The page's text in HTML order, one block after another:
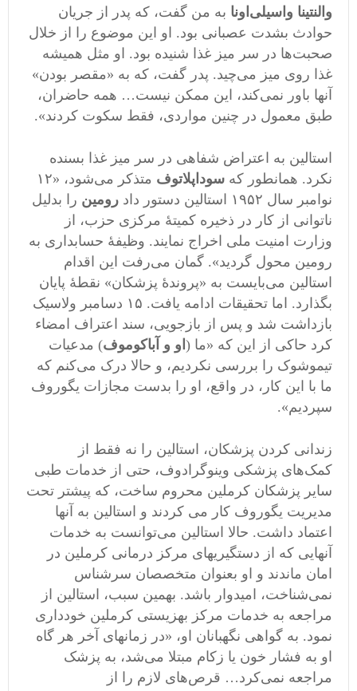
والنتینا واسیلی‌اونا به من گفت، که پدر از جریان
حوادث بشدت عصبانی بود. او این موضوع را از خلال
صحبت‌ها در سر میز غذا شنیده بود. او مثل همیشه
غذا روی میز می‌چید. پدر گفت، که به «مقصر بودن»
آنها باور نمی‌کند، این ممکن نیست… همه حاضران،
طبق معمول در چنین مواردی، فقط سکوت کردند».
استالین به اعتراض شفاهی در سر میز غذا بسنده
نکرد. همانطور که سوداپلاتوف
متذکر می‌شود، «١٢
نوامبر سال ١٩۵٢ استالین دستور داد
رومین را بدلیل
ناتوانی از کار در ذخیره کمیتۀ مرکزی حزب، از
وزارت امنیت ملی اخراج نمایند. وظیفۀ حسابداری به
رومین محول گردید». گمان می‌رفت این اقدام
استالین می‌بایست به «پروندۀ پزشکان» نقطۀ پایان
بگذارد. اما تحقیقات ادامه یافت. ١۵ دسامبر ولاسیک
بازداشت شد و پس از بازجویی، سند اعتراف امضاء
کرد حاکی از این که «ما ( او و آباکوموف) مدعیات
تیموشوک را بررسی نکردیم، و حالا درک می‌کنم که
ما با این کار، در واقع، او را بدست مجازات یگوروف
سپردیم».
زندانی کردن پزشکان، استالین را نه فقط از
کمک‌های پزشکی وینوگرادوف، حتی از خدمات طبی
سایر پزشکان کرملین محروم ساخت، که پیشتر تحت
مدیریت یگوروف کار می کردند و استالین به آنها
اعتماد داشت. حالا استالین می‌توانست به خدمات
آنهایی که از دستگیریهای مرکز درمانی کرملین در
امان ماندند و او بعنوان متخصصان سرشناس
نمی‌شناخت، امیدوار باشد. بهمین سبب، استالین از
مراجعه به خدمات مرکز بهزیستی کرملین خودداری
نمود. به گواهی نگهبانان او، «در زمانهای آخر هر گاه
او به فشار خون یا زکام مبتلا می‌شد، به پزشک
مراجعه نمی‌کرد… قرص‌های لازم را از